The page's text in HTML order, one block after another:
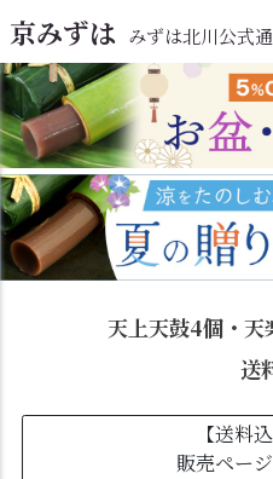
京みずは みずは北川公式
天上天鼓4個・
送
【送料
販売ペー